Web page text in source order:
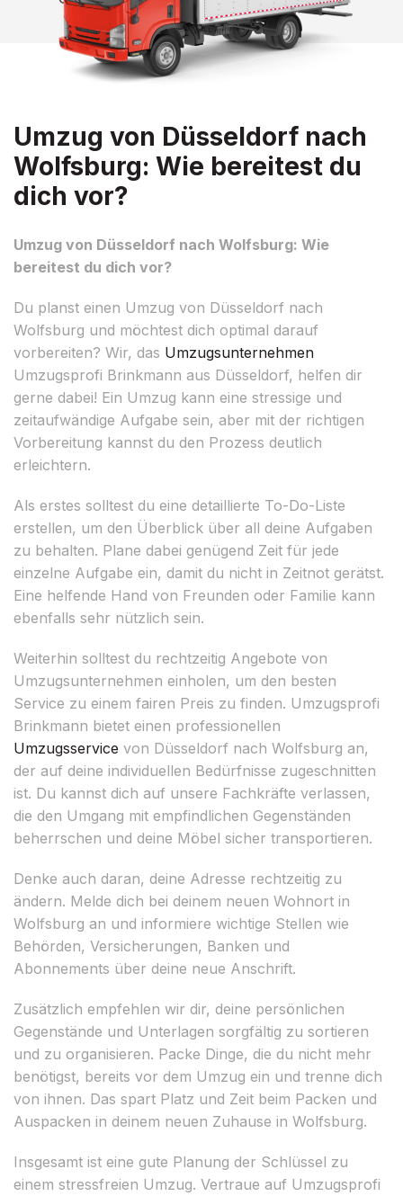
Umzug von Düsseldorf nach
Wolfsburg: Wie bereitest du
dich vor?
Umzug von Düsseldorf nach Wolfsburg: Wie
bereitest du dich vor?
Du planst einen Umzug von Düsseldorf nach
Wolfsburg und möchtest dich optimal darauf
vorbereiten? Wir, das Umzugsunternehmen
Umzugsprofi Brinkmann aus Düsseldorf, helfen dir
gerne dabei! Ein Umzug kann eine stressige und
zeitaufwändige Aufgabe sein, aber mit der richtigen
Vorbereitung kannst du den Prozess deutlich
erleichtern.
Als erstes solltest du eine detaillierte To-Do-Liste
erstellen, um den Überblick über all deine Aufgaben
zu behalten. Plane dabei genügend Zeit für jede
einzelne Aufgabe ein, damit du nicht in Zeitnot gerätst.
Eine helfende Hand von Freunden oder Familie kann
ebenfalls sehr nützlich sein.
Weiterhin solltest du rechtzeitig Angebote von
Umzugsunternehmen einholen, um den besten
Service zu einem fairen Preis zu finden. Umzugsprofi
Brinkmann bietet einen professionellen
Umzugsservice von Düsseldorf nach Wolfsburg an,
der auf deine individuellen Bedürfnisse zugeschnitten
ist. Du kannst dich auf unsere Fachkräfte verlassen,
die den Umgang mit empfindlichen Gegenständen
beherrschen und deine Möbel sicher transportieren.
Denke auch daran, deine Adresse rechtzeitig zu
ändern. Melde dich bei deinem neuen Wohnort in
Wolfsburg an und informiere wichtige Stellen wie
Behörden, Versicherungen, Banken und
Abonnements über deine neue Anschrift.
Zusätzlich empfehlen wir dir, deine persönlichen
Gegenstände und Unterlagen sorgfältig zu sortieren
und zu organisieren. Packe Dinge, die du nicht mehr
benötigst, bereits vor dem Umzug ein und trenne dich
von ihnen. Das spart Platz und Zeit beim Packen und
Auspacken in deinem neuen Zuhause in Wolfsburg.
Insgesamt ist eine gute Planung der Schlüssel zu
einem stressfreien Umzug. Vertraue auf Umzugsprofi